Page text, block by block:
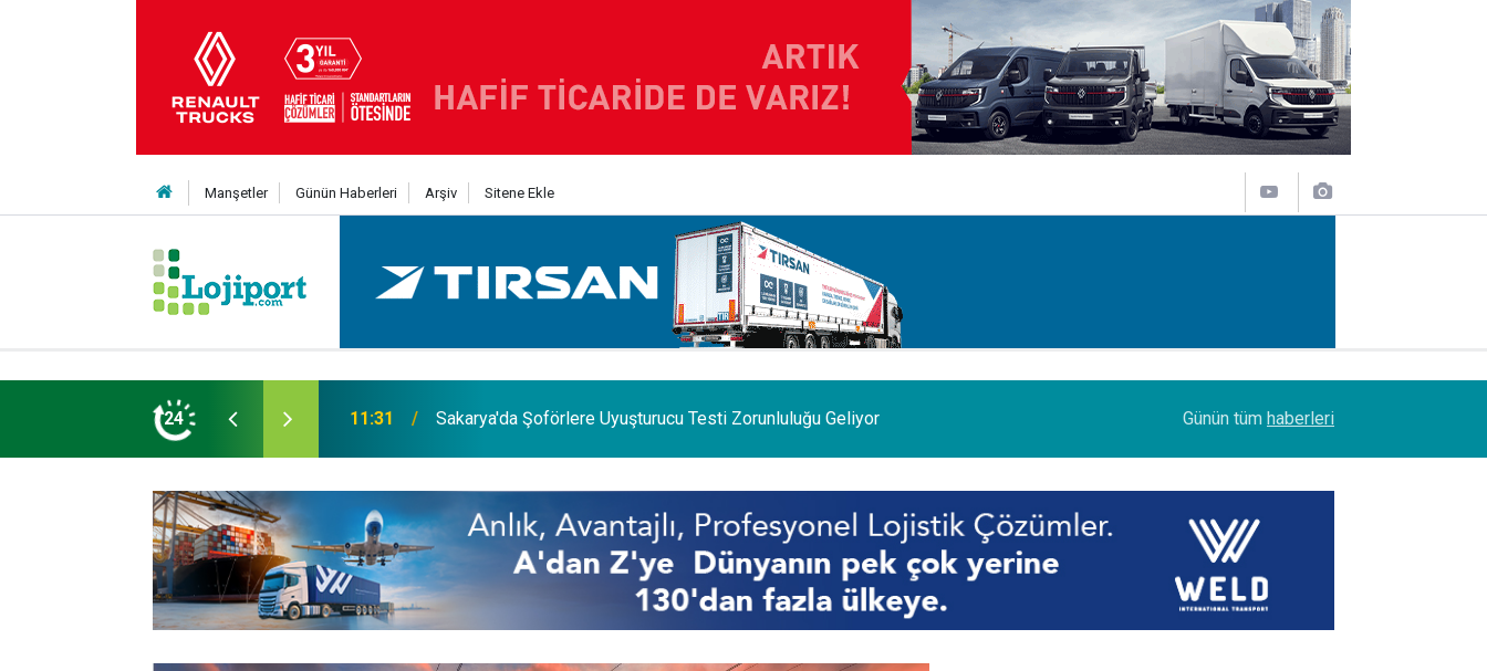
Manşetler Günün Haberleri Arşiv Sitene Ekle
24
Zorunluluğu Geliyor 09:44 “Sürücü açığı meslek liselerinin güçlendirilmesiyle çözülür” Ordu ve Eskişehir'de üretilecek; Omsan,
Günün tüm haberleri